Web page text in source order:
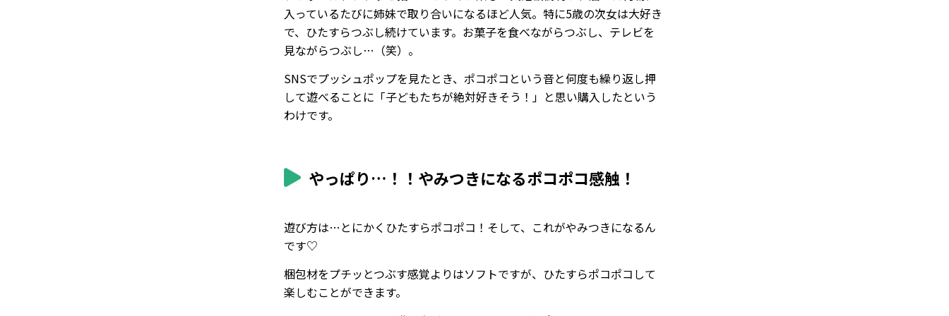
入っているたびに姉妹で取り合いになるほど人気。特に5歳の次女は大好き
で、ひたすらつぶし続けています。お菓子を食べながらつぶし、テレビを
見ながらつぶし…（笑）。
SNSでプッシュポップを見たとき、ポコポコという音と何度も繰り返し押
して遊べることに「子どもたちが絶対好きそう！」と思い購入したという
わけです。
やっぱり…！！やみつきになるポコポコ感触！
遊び方は…とにかくひたすらポコポコ！そして、これがやみつきになるん
です♡
梱包材をプチッとつぶす感覚よりはソフトですが、ひたすらポコポコして
楽しむことができます。